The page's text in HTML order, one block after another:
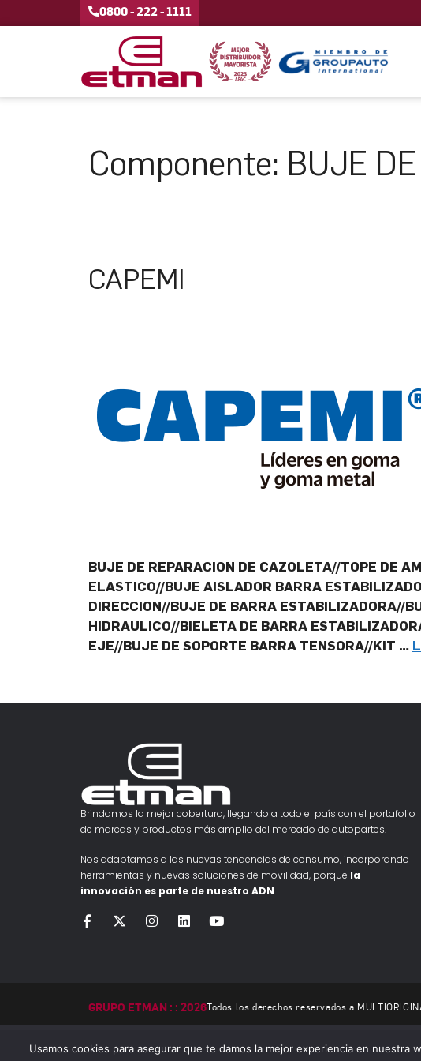
0800 - 222 - 1111
Componente: BUJE
CAPEMI
BUJE DE REPARACION DE CAZOLETA//TOPE DE
ELASTICO//BUJE AISLADOR BARRA
DIRECCION//BUJE DE BARRA ESTABILIZADORA//
HIDRAULICO//BIELETA DE BARRA
EJE//BUJE DE SOPORTE BARRA TENSORA//KIT …
Brindamos la mejor cobertura, llegando a todo el país con el portafolio
de marcas y productos más amplio del mercado de autopartes.
Nos adaptamos a las nuevas tendencias de consumo, incorporando
herramientas y nuevas soluciones de movilidad, porque la
innovación es parte de nuestro ADN.
GRUPO ETMAN : : 2026Todos los derechos reservados a
Usamos cookies para asegurar que te damos la mejor experiencia en